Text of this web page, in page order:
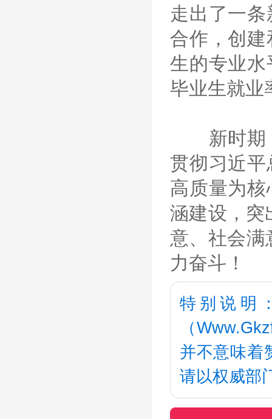
走出了一
合作，创
生的专业
毕业生就业
新时期，
贯彻习近
高质量为
涵建设，突
意、社会满
力奋斗！
特别说明
（
并不意味着
请以权威部